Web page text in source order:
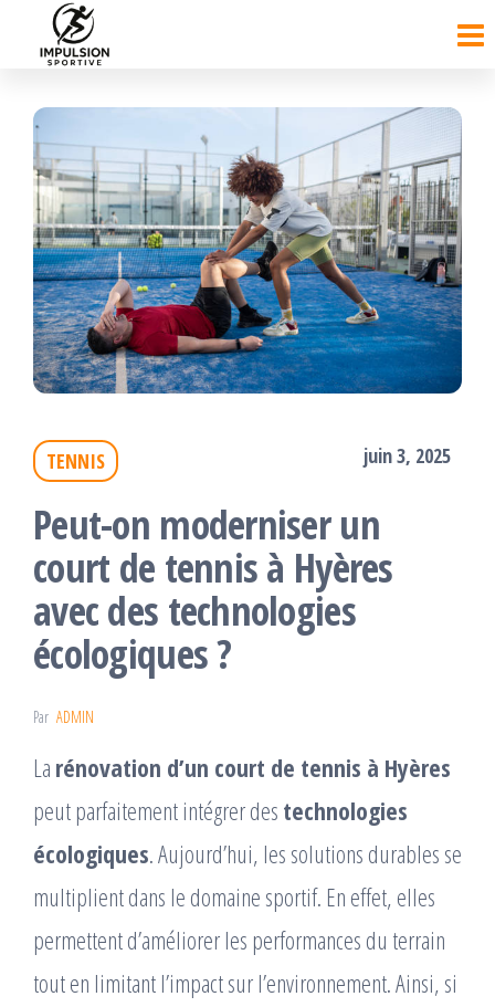
contenu
TENNIS juin 3, 2025
Peut-on moderniser un
court de tennis à Hyères
avec des technologies
écologiques ?
Par ADMIN
La rénovation d’un court de tennis à Hyères
peut parfaitement intégrer des technologies
écologiques. Aujourd’hui, les solutions durables se
multiplient dans le domaine sportif. En effet, elles
permettent d’améliorer les performances du terrain
tout en limitant l’impact sur l’environnement. Ainsi, si